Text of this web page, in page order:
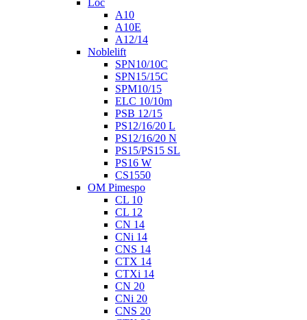
A10
A10E
A12/14
Noblelift
SPN10/10C
SPN15/15C
SPM10/15
ELC 10/10m
PSB 12/15
PS12/16/20 L
PS12/16/20 N
PS15/PS15 SL
PS16 W
CS1550
OM Pimespo
CL 10
CL 12
CN 14
CNi 14
CNS 14
CTX 14
CTXi 14
CN 20
CNi 20
CNS 20